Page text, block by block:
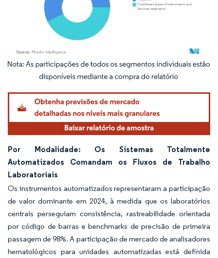
Imagem © Mordor Intelligence. O reuso requer atribuição conforme CC BY 4.0.
Por Modalidade: Os Sistemas Totalmente
Automatizados Comandam os Fluxos de Trabalho
Laboratoriais
Os instrumentos automatizados representaram a participação
de valor dominante em 2024, à medida que os laboratórios
centrais perseguiam consistência, rastreabilidade orientada
por código de barras e benchmarks de precisão de primeira
passagem de 98%. A participação de mercado de analisadores
hematológicos para unidades automatizadas está definida